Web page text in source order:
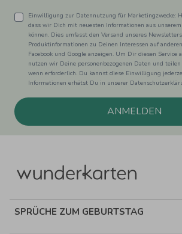
Einwilligung zur Datennutzung für Marketingzwecke:
dass wir Dich mit neuesten Informationen aus
können. Dies umfasst den Versand unseres
Produktinformationen zu Deinen Interessen auf
Facebook und Google anzeigen. Um Dir diesen Service
nutzen wir Deine personenbezogenen Daten und
wenn erforderlich. Du kannst diese Einwilligung
Informationen erhätst Du in unserer
ANMELDEN
SPRÜCHE ZUM GEBURTSTAG